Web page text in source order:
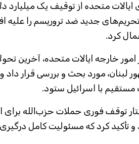
ایالات متحده از توقیف یک میلیارد
تحریم‌های جدید ضد تروریسم را علیه
کرد.
امور خارجه ایالات متحده، آخرین
لبنان، مورد بحث و بررسی قرار داد
مستقیم با اسرائیل ستود.
توقف فوری حملات حزب‌الله برای
کرد که مسئولیت کامل